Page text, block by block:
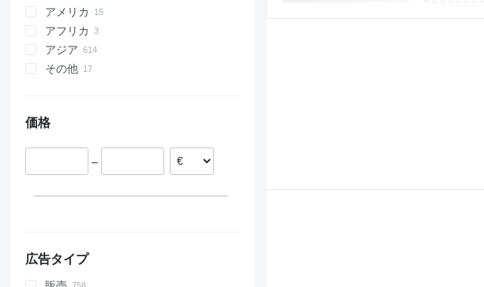
ドイツ
ポーランド
フィンランド
ノルウェー
ポルトガル
すべて表示
アメリカ
メキシコ
米国
カナダ
アフリカ
リベリア
南アフリカ
アジア
中国
イスラエル
インドネシア
その他
チリ
ブラジル
価格
–
広告タイプ